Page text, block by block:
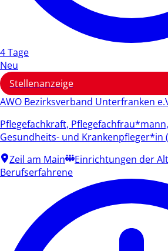
4 Tage
Neu
Stellenanzeige
AWO Bezirksverband Unterfranken
Pflegefachkraft,
Gesundheits- und Krankenpfleger*in
Zeil am Main
Einrichtungen der
Berufserfahrene